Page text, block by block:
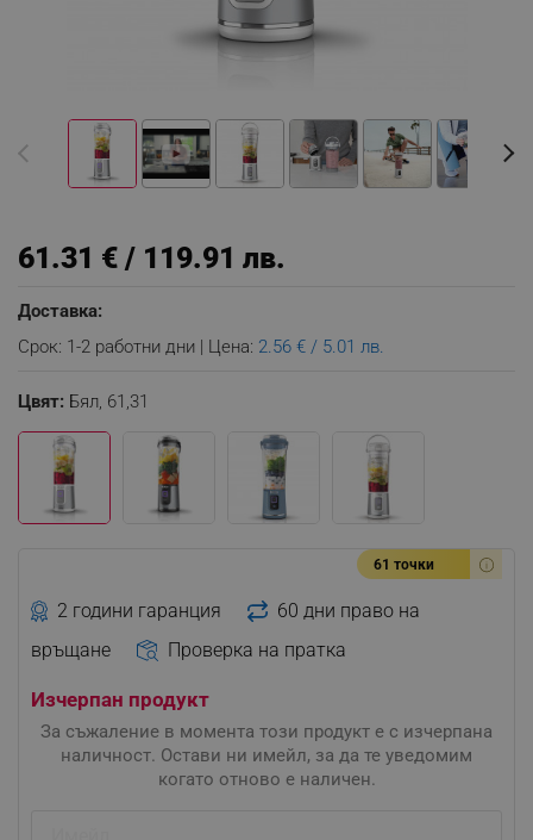
61.31 € / 119.91 лв.
Доставка:
Срок: 1-2 работни дни | Цена: 2.56 € / 5.01 лв.
Цвят: Бял, 61,31
61 точки
2 години гаранция
60 дни право на
връщане
Проверка на пратка
Изчерпан продукт
За съжаление в момента този продукт е с изчерпана
наличност. Остави ни имейл, за да те уведомим
когато отново е наличен.